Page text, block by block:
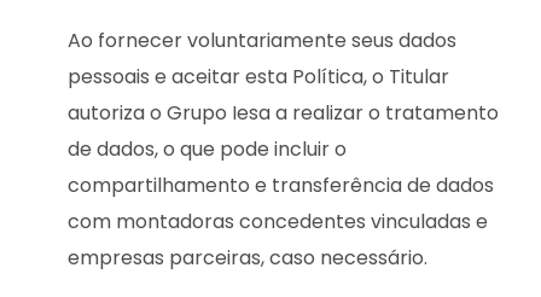
Ao fornecer voluntariamente seus dados
pessoais e aceitar esta Política, o Titular
autoriza o Grupo Iesa a realizar o tratamento
de dados, o que pode incluir o
compartilhamento e transferência de dados
com montadoras concedentes vinculadas e
empresas parceiras, caso necessário.